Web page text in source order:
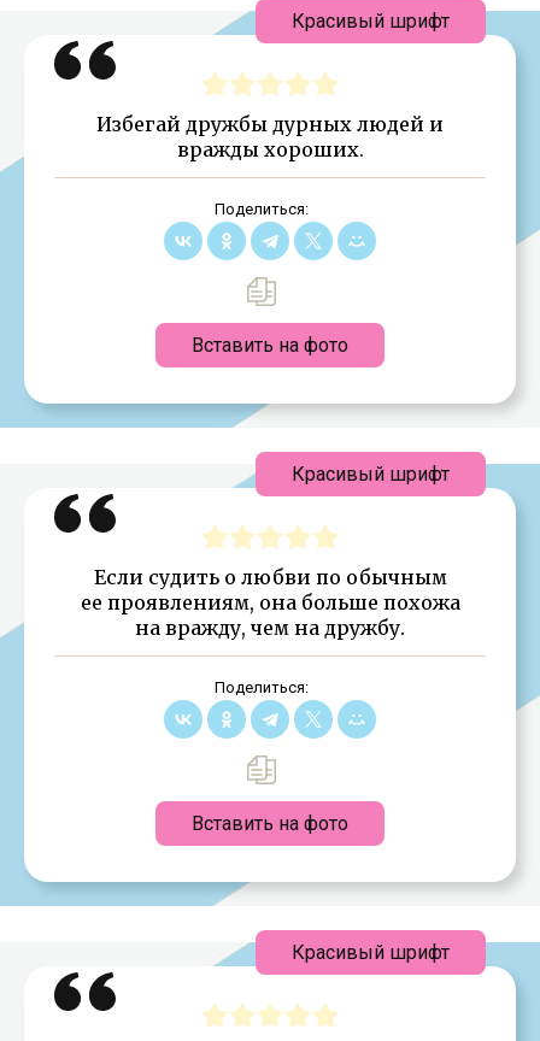
Избегай дружбы дурных людей и
вражды хороших.
Поделиться:
Вставить на фото
Красивый шрифт
Если судить о любви по обычным
ее проявлениям, она больше похожа
на вражду, чем на дружбу.
Поделиться:
Вставить на фото
Красивый шрифт
Красивый шрифт